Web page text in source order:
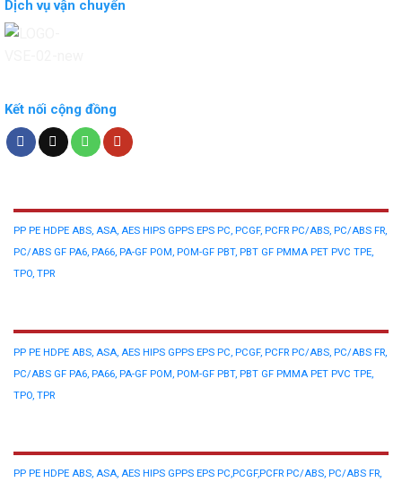
Dịch vụ vận chuyển
Kết nối cộng đồng
PP PE HDPE ABS, ASA, AES HIPS GPPS EPS PC, PCGF, PCFR PC/ABS, PC/ABS FR,
PC/ABS GF PA6, PA66, PA-GF POM, POM-GF PBT, PBT GF PMMA PET PVC TPE,
TPO, TPR
PP PE HDPE ABS, ASA, AES HIPS GPPS EPS PC, PCGF, PCFR PC/ABS, PC/ABS FR,
PC/ABS GF PA6, PA66, PA-GF POM, POM-GF PBT, PBT GF PMMA PET PVC TPE,
TPO, TPR
PP PE HDPE ABS, ASA, AES HIPS GPPS EPS PC,PCGF,PCFR PC/ABS, PC/ABS FR,